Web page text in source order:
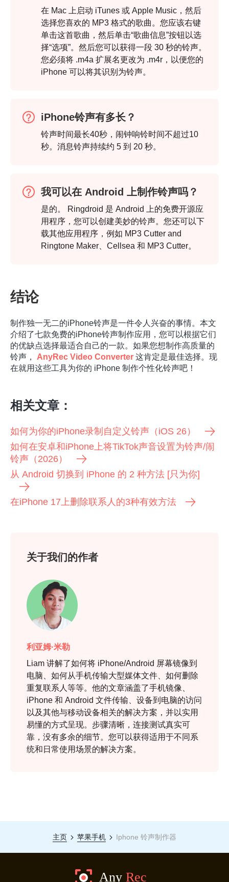
步骤1。
第2步。
在 Mac 上启动 iTunes 或 Apple Music，然后
选择您喜欢的 MP3 格式的歌曲。您应该右键
单击这首歌曲，然后单击“歌曲信息”按钮以选
择“选项”。然后您可以获得一段 30 秒的铃声。
您必须将 .m4a 扩展名更改为 .m4r，以便您的
iPhone 可以将其识别为铃声。
iPhone铃声有多长？
铃声时间最长40秒，闹钟响铃时间不超过10
秒。消息铃声持续约 5 到 20 秒。
我可以在 Android 上制作铃声吗？
是的。 Ringdroid 是 Android 上的免费开源应
用程序，您可以创建美妙的铃声。您还可以下
载其他应用程序，例如 MP3 Cutter and
Ringtone Maker、Cellsea 和 MP3 Cutter。
结论
制作独一无二的iPhone铃声是一件令人兴奋的事情。本文
介绍了七款免费的iPhone铃声制作应用，您可以根据它们
的优缺点选择最适合自己的一款。如果您想制作高质量的
铃声， AnyRec Video Converter 这肯定是最佳选择。现
在就用这些工具为你的 iPhone 制作个性化铃声吧！
相关文章：
如何为你的iPhone录制自定义铃声（iOS 26）
如何在安卓和iPhone上将TikTok声音设置为铃声/闹
铃声（2026）
从 Android 切换到 iPhone 的 2 种方法 [只为你]
在iPhone 17上删除联系人的3种有效方法
关于我们的作者
利亚姆·米勒
Liam 讲解了如何将 iPhone/Android 屏幕镜像到
电脑、如何从手机传输大型媒体文件、如何删除
重复联系人等等。他的文章涵盖了手机镜像、
iPhone 和 Android 文件传输、设备到电脑的访问
以及其他与移动设备相关的解决方案，并以实用
易懂的方式呈现。步骤清晰，连接测试真实可
靠，没有多余的细节。您可以获得适用于不同系
统和日常使用场景的解决方案。
主页 苹果手机 Iphone 铃声制作器